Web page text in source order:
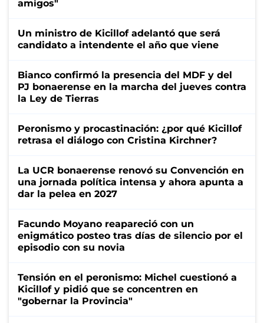
amigos"
Un ministro de Kicillof adelantó que será
candidato a intendente el año que viene
Bianco confirmó la presencia del MDF y del
PJ bonaerense en la marcha del jueves contra
la Ley de Tierras
Peronismo y procastinación: ¿por qué Kicillof
retrasa el diálogo con Cristina Kirchner?
La UCR bonaerense renovó su Convención en
una jornada política intensa y ahora apunta a
dar la pelea en 2027
Facundo Moyano reapareció con un
enigmático posteo tras días de silencio por el
episodio con su novia
Tensión en el peronismo: Michel cuestionó a
Kicillof y pidió que se concentren en
"gobernar la Provincia"